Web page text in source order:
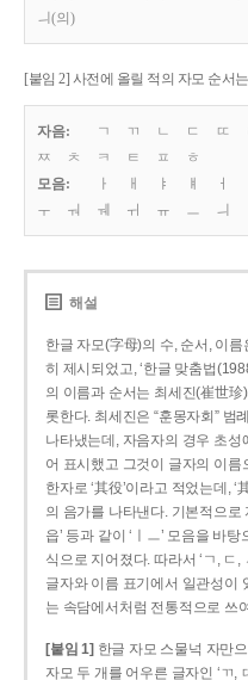
ㅢ(의)
[붙임 2] 사전에 올릴 적의 자모 순서
자음: ㄱ ㄲ ㄴ ㄷ ㄸ
ㅉ
ㅊ ㅋ ㅌ ㅍ
ㅎ
모음:
ㅏ ㅐ ㅑ ㅒ ㅓ
ㅜ
ㅝ ㅞ ㅟ ㅠ ㅡ ㅢ
해설
한글 자모(字母)의 수, 순서, 이름
히 제시되었고, ‘한글 맞춤법
의 이름과 순서는 최세진(崔世珍
롯한다. 최세진은 “훈몽자회” 범
나타냈는데, 자음자의 경우 초성
어 표시했고 그것이 글자의 이름
한자로 ‘其役’이라고 적었는데, ‘
의 음가를 나타낸다. 기본적으로
읍’ 등과 같이 ‘ㅣㅡ’ 모음을 바
식으로 지어졌다. 따라서 ‘ㄱ, ㄷ,
글자와 이름 표기에서 일관성이
는 속담에서처럼 전통적으로 쓰
[붙임 1] 한글 자모 스물넉 자만
자모 두 개를 어우른 글자인 ‘ㄲ,